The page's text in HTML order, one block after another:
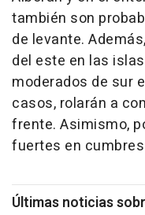
también son
de levante.
del este en las
moderados de sur
casos, rolarán a
frente. Asimismo,
fuertes en
Últimas noticias